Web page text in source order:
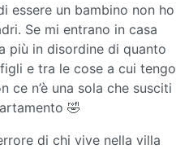
essere un bambino non ho
Se mi entrano in casa
più in disordine di quanto
e tra le cose a cui tengo
n’è una sola che susciti
🤣
di chi vive nella villa